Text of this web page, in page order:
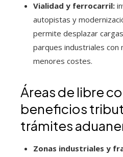
Vialidad y ferrocarril:
autopistas y
permite desplazar
parques industriales con
menores costes.
Áreas de libre
beneficios
trámites
Zonas industriales y